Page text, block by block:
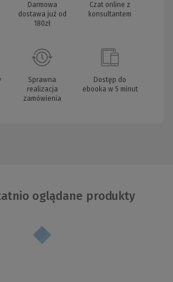
Darmowa
dostawa już od
180zł
Czat online z
konsultantem
Sprawna
realizacja
zamówienia
Dostęp do
ebooka w 5 minut
oglądane produkty